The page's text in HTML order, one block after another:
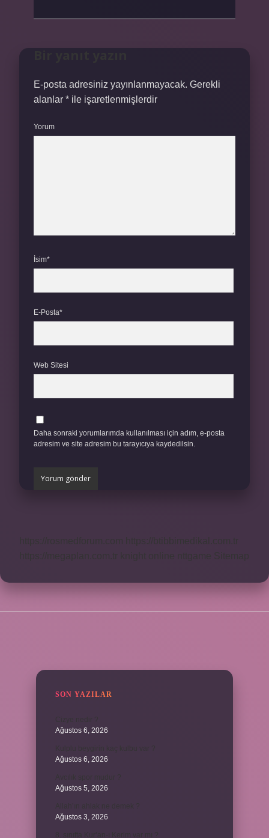
E-posta adresiniz yayınlanmayacak. Gerekli
alanlar * ile işaretlenmişlerdir
Yorum
İsim*
E-Posta*
Web Sitesi
Daha sonraki yorumlarımda kullanılması için adım, e-posta
adresim ve site adresim bu tarayıcıya kaydedilsin.
SON YAZILAR
Ağustos 6, 2026
Ağustos 6, 2026
Ağustos 5, 2026
Ağustos 3, 2026